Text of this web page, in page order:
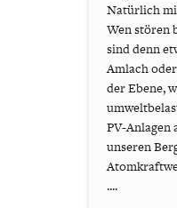
Natürlich
Wen stören
sind denn
Amlach
der Ebene,
PV-Anlagen
unseren
....